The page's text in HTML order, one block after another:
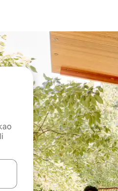
koristeći se strelicama prema